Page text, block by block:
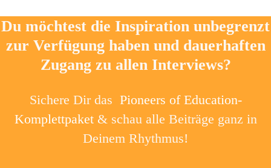
Du möchtest die Inspiration unbegrenzt
zur Verfügung haben und dauerhaften
Zugang zu allen Interviews?
Sichere Dir das Pioneers of Education-
Komplettpaket& schau alle Beiträge ganz in
Deinem Rhythmus!